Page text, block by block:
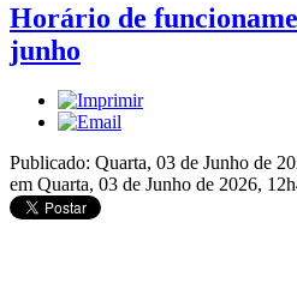
Horário de
junho
Publicado: Quarta, 03 de Junho de
em Quarta, 03 de Junho de 2026,